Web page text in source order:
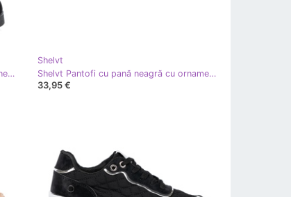
Shelvt Cizme de piele de piele de piele neagră cu o clemă elegantă negru
Shelvt
Shelvt Pantofi cu pană neagră cu ornament negru
33,95 €